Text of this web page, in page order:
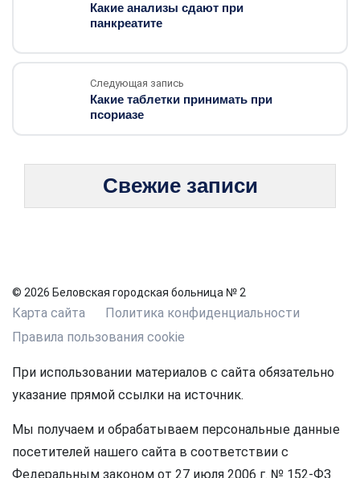
Какие анализы сдают при
панкреатите
Следующая запись
Какие таблетки принимать при
псориазе
Свежие записи
© 2026 Беловская городская больница № 2
Карта сайта
Политика конфиденциальности
Правила пользования cookie
При использовании материалов с сайта обязательно
указание прямой ссылки на источник.
Мы получаем и обрабатываем персональные данные
посетителей нашего сайта в соответствии с
Федеральным законом от 27 июля 2006 г. № 152-ФЗ